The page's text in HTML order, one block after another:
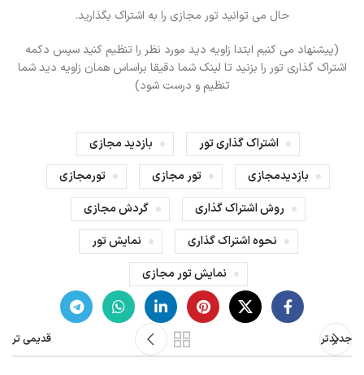
حال می توانید تور مجازی را به اشتراک بگذارید.
(پیشنهاد می کنیم ابتدا زاویه دید مورد نظر را تنظیم کنید سپس دکمه
اشتراک گذاری تور را بزنید تا لینک شما دقیقا براساس همان زاویه دید شما
تنظیم و درست شود)
اشتراک گذاری تور
بازدید مجازی
بازدیدمجازی
تور مجازی
تورمجازی
روش اشتراک گذاری
گردش مجازی
نحوه اشتراک گذاری
نمایش تور
نمایش تور مجازی
جدیدتر قدیمی تر